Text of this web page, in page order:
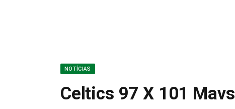
NOTÍCIAS
Celtics 97 X 101 Mavs